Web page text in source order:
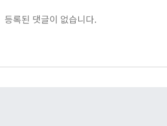
등록된 댓글이 없습니다.